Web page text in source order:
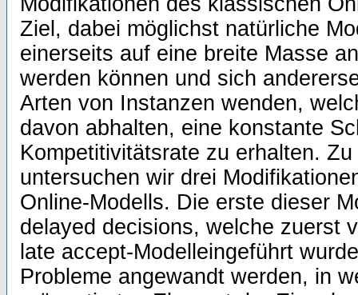
Ziel, dabei möglichst natürliche
einerseits auf eine breite Masse
werden können und sich
Arten von Instanzen wenden,
davon abhalten, eine konstante
Kompetitivitätsrate zu erhalten.
untersuchen wir drei
Online-Modells. Die erste dieser
delayed decisions, welche zuerst
late accept-Modelleingeführt
Probleme angewandt werden, in